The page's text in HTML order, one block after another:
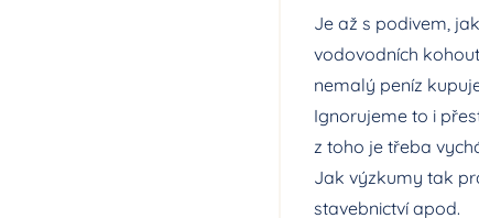
Je až s podivem,
vodovodních
nemalý peníz
Ignorujeme to i
z toho je třeba
Jak výzkumy tak
stavebnictví apod.